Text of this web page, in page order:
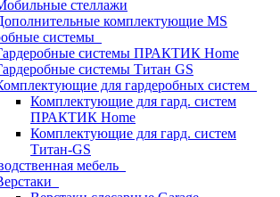
стеллажи
комплектующие MS
системы
системы ПРАКТИК Home
системы Титан GS
для гардеробных систем
Комплектующие для гард. систем
ПРАКТИК Home
Комплектующие для гард. систем
Титан-GS
мебель